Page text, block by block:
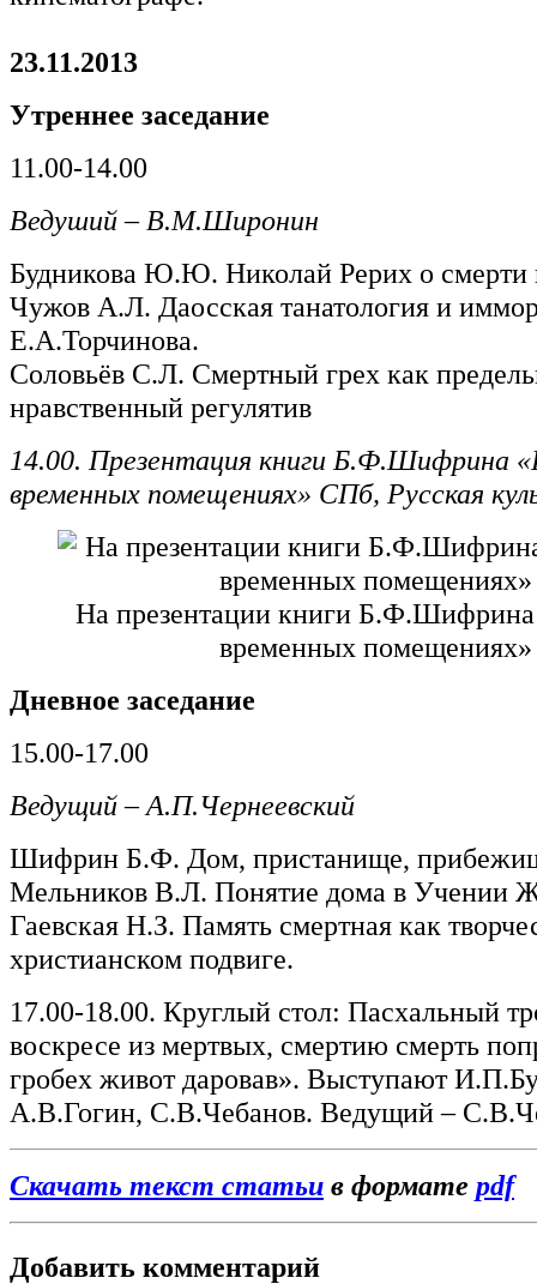
23.11.2013
Утреннее заседание
11.00-14.00
Ведуший – В.М.Широнин
Будникова Ю.Ю. Николай Рерих о смерти
Чужов А.Л. Даосская танатология и
Е.А.Торчинова.
Соловьёв С.Л. Смертный грех как
нравственный регулятив
14.00. Презентация книги Б.Ф.Шифрина
временных помещениях» СПб, Русская
На презентации книги Б.Ф.Шифрина
временных помещениях»
Дневное заседание
15.00-17.00
Ведущий – А.П.Чернеевский
Шифрин Б.Ф. Дом, пристанище,
Мельников В.Л. Понятие дома в Учении
Гаевская Н.З. Память смертная как
христианском подвиге.
17.00-18.00. Круглый стол: Пасхальный
воскресе из мертвых, смертию смерть
гробех живот даровав». Выступают
А.В.Гогин, С.В.Чебанов. Ведущий –
Скачать текст статьи в формате pdf
Добавить комментарий